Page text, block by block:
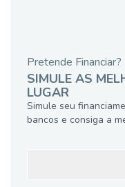
Pretende Financiar?
SIMULE AS
LUGAR
Simule seu
bancos e consiga a